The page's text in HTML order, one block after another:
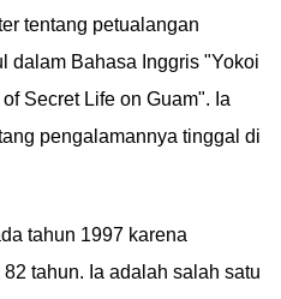
di
tentang petualangan
dalam Bahasa Inggris "Yokoi
Secret Life on Guam". Ia
pengalamannya tinggal di
tahun 1997 karena
tahun. Ia adalah salah satu